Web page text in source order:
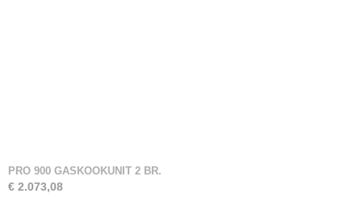
PRO 900 GASKOOKUNIT 2 BR.
€ 2.073,08